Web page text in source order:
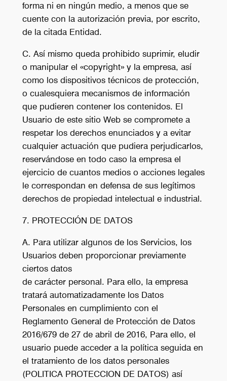
forma ni en ningún medio, a menos que se
cuente con la autorización previa, por escrito,
de la citada Entidad.
C. Así mismo queda prohibido suprimir, eludir
o manipular el «copyright» y la empresa, así
como los dispositivos técnicos de protección,
o cualesquiera mecanismos de información
que pudieren contener los contenidos. El
Usuario de este sitio Web se compromete a
respetar los derechos enunciados y a evitar
cualquier actuación que pudiera perjudicarlos,
reservándose en todo caso la empresa el
ejercicio de cuantos medios o acciones legales
le correspondan en defensa de sus legítimos
derechos de propiedad intelectual e industrial.
7. PROTECCIÓN DE DATOS
A. Para utilizar algunos de los Servicios, los
Usuarios deben proporcionar previamente
ciertos datos
de carácter personal. Para ello, la empresa
tratará automatizadamente los Datos
Personales en cumplimiento con el
Reglamento General de Protección de Datos
2016/679 de 27 de abril de 2016, Para ello, el
usuario puede acceder a la política seguida en
el tratamiento de los datos personales
(POLITICA PROTECCION DE DATOS) así